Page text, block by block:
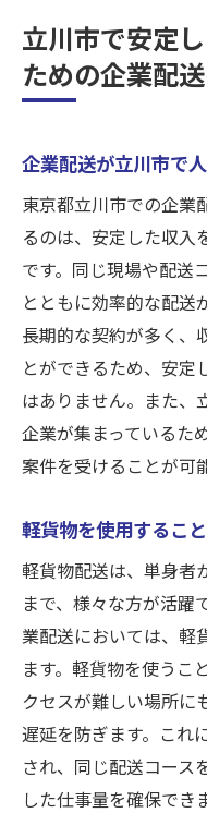
立川市での
安定した月収
立川市の企
同じ現場・同じ
る方法
立川市内で
配送コース
同じ現場で
長期的に安
のメリット
立川市の企業
効率的な配送
年配者から若者
配送の求人
立川市で年
年配者に適
若者が企業
ント
立川市で幅広
立川市で安定
ための企業配
企業配送が立川市で
東京都立川市での企業
るのは、安定した収入
です。同じ現場や配送
とともに効率的な配送
長期的な契約が多く、
とができるため、安定
はありません。また、
企業が集まっているた
案件を受けることが可
軽貨物を使用するこ
軽貨物配送は、単身者
まで、様々な方が活躍
業配送においては、軽
ます。軽貨物を使うこ
クセスが難しい場所に
遅延を防ぎます。これ
され、同じ配送コース
した仕事量を確保でき